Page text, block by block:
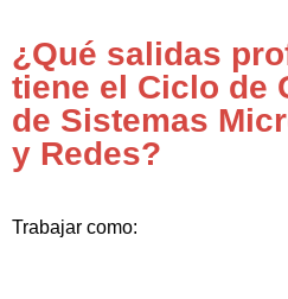
¿Qué salidas
tiene el Ciclo de
de Sistemas
y Redes?
Trabajar como: